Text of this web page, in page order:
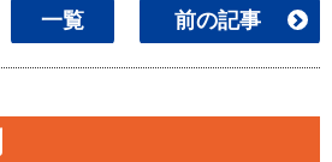
一覧 前の記事